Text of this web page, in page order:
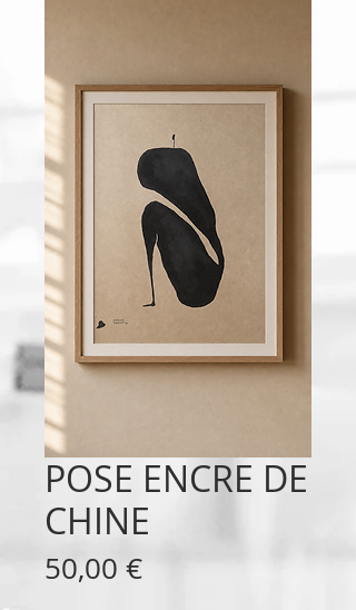
POSE ENCRE DE
CHINE
50,00 €Precio